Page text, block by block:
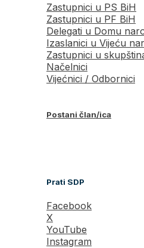
Zastupnici u PS BiH
Zastupnici u PF BiH
Delegati u Domu
Izaslanici u Vijeću
Zastupnici u
Načelnici
Vijećnici / Odbornici
Postani član/ica
Prati SDP
Facebook
X
YouTube
Instagram